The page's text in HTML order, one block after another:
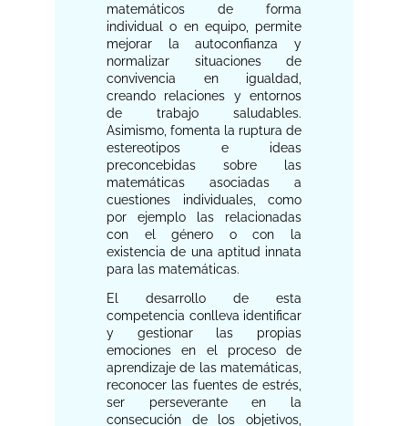
matemáticos de forma
individual o en equipo, permite
mejorar la autoconfianza y
normalizar situaciones de
convivencia en igualdad,
creando relaciones y entornos
de trabajo saludables.
Asimismo, fomenta la ruptura de
estereotipos e ideas
preconcebidas sobre las
matemáticas asociadas a
cuestiones individuales, como
por ejemplo las relacionadas
con el género o con la
existencia de una aptitud innata
para las matemáticas.
El desarrollo de esta
competencia conlleva identificar
y gestionar las propias
emociones en el proceso de
aprendizaje de las matemáticas,
reconocer las fuentes de estrés,
ser perseverante en la
consecución de los objetivos,